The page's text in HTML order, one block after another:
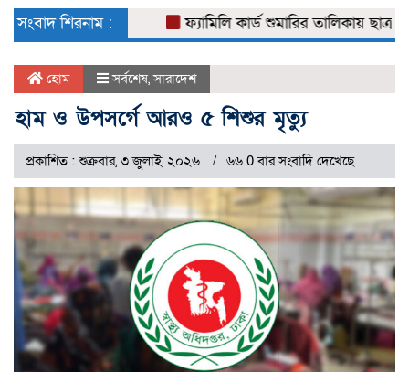
সংবাদ শিরনাম :
ফ্যামিলি কার্ড শুমারির তালিকায় ছাত্রলীগ
হোম সর্বশেষ,সারাদেশ
হাম ও উপসর্গে আরও ৫ শিশুর মৃত্যু
প্রকাশিত : শুক্রবার, ৩ জুলাই, ২০২৬ ৬৬ 0 বার সংবাদি দেখেছে